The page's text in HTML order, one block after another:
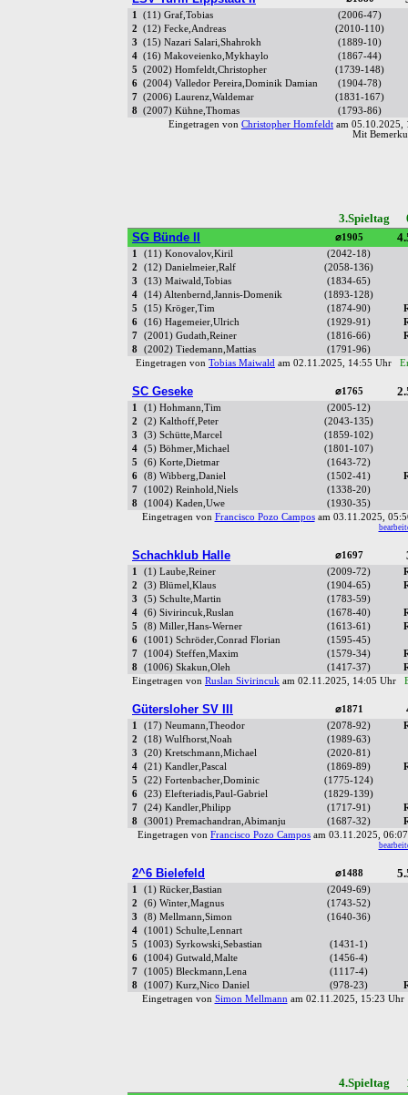
1 (11) Graf,Tobias
(2006-47)
2
(12) Fecke,Andreas
(2010-110)
3
(15) Nazari Salari,Shahrokh
(1889-10)
4 (16) Makoveienko,Mykhaylo
(1867-44)
5
(2002) Homfeldt,Christopher
(1739-148)
6 (2004) Valledor Pereira,Dominik Damian
(1904-78)
7
(2006) Laurenz,Waldemar
(1831-167)
8 (2007) Kühne,Thomas
(1793-86)
Eingetragen von Christopher Homfeldt am
Mit
3.Spieltag
SG Bünde II
⌀1905
1 (11) Konovalov,Kiril
(2042-18)
2
(12) Danielmeier,Ralf
(2058-136)
3
(13) Maiwald,Tobias
(1834-65)
4
(14) Altenbernd,Jannis-Domenik
(1893-128)
5
(15) Kröger,Tim (1874-90)
6
(16) Hagemeier,Ulrich (1929-91)
7
(2001) Gudath,Reiner (1816-66)
8
(2002) Tiedemann,Mattias
(1791-96)
Eingetragen von Tobias Maiwald am 02.11.2025, 14:55 Uhr
SC Geseke ⌀1765
1 (1) Hohmann,Tim
(2005-12)
2
(2) Kalthoff,Peter
(2043-135)
3
(3) Schütte,Marcel
(1859-102)
4
(5) Böhmer,Michael
(1801-107)
5
(6) Korte,Dietmar
(1643-72)
6
(8) Wibberg,Daniel (1502-41)
7
(1002) Reinhold,Niels
(1338-20)
8
(1004) Kaden,Uwe
(1930-35)
Eingetragen von Francisco Pozo Camposam 03.11.2025,
Schachklub Halle ⌀1697
1 (1) Laube,Reiner (2009-72)
2
(3) Blümel,Klaus (1904-65)
3
(5) Schulte,Martin
(1783-59)
4
(6) Sivirincuk,Ruslan (1678-40)
5
(8) Miller,Hans-Werner (1613-61)
6
(1001) Schröder,Conrad Florian
(1595-45)
7
(1004) Steffen,Maxim (1579-34)
8
(1006) Skakun,Oleh (1417-37)
Eingetragen von Ruslan Sivirincuk am 02.11.2025, 14:05 Uhr
Gütersloher SV III ⌀1871
1 (17) Neumann,Theodor (2078-92)
2
(18) Wulfhorst,Noah
(1989-63)
3
(20) Kretschmann,Michael
(2020-81)
4
(21) Kandler,Pascal (1869-89)
5
(22) Fortenbacher,Dominic
(1775-124)
6
(23) Elefteriadis,Paul-Gabriel
(1829-139)
7
(24) Kandler,Philipp (1717-91)
8
(3001) Premachandran,Abimanju (1687-32)
Eingetragen von Francisco Pozo Campos am 03.11.2025,
2^6 Bielefeld ⌀1488
1 (1) Rücker,Bastian
(2049-69)
2
(6) Winter,Magnus
(1743-52)
3
(8) Mellmann,Simon
(1640-36)
4
(1001) Schulte,Lennart
5
(1003) Syrkowski,Sebastian
(1431-1)
6
(1004) Gutwald,Malte
(1456-4)
7
(1005) Bleckmann,Lena
(1117-4)
8
(1007) Kurz,Nico Daniel (978-23)
Eingetragen von Simon Mellmannam 02.11.2025, 15:23
4.Spieltag